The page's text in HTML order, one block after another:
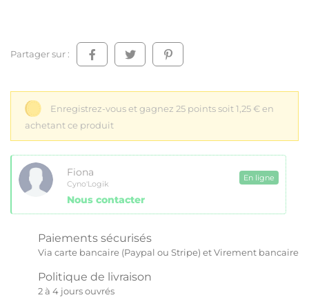
Partager sur :
Enregistrez-vous et gagnez 25 points soit 1,25 € en
achetant ce produit
Fiona
Cyno'Logik
Nous contacter
En ligne
Paiements sécurisés
Via carte bancaire (Paypal ou Stripe) et Virement bancaire
Politique de livraison
2 à 4 jours ouvrés